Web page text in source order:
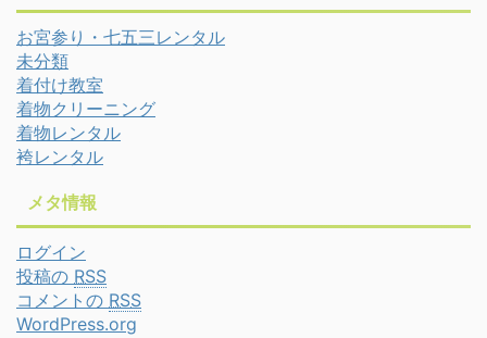
お宮参り・七五三レンタル
未分類
着付け教室
着物クリーニング
着物レンタル
袴レンタル
メタ情報
ログイン
投稿の RSS
コメントの RSS
WordPress.org